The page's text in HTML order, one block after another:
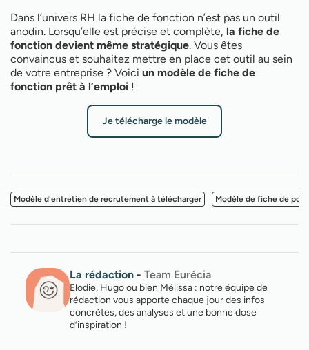
Dans l’univers RH la fiche de fonction n’est pas un outil
anodin. Lorsqu’elle est précise et complète, la fiche de
fonction devient même stratégique. Vous êtes
convaincus et souhaitez mettre en place cet outil au sein
de votre entreprise ? Voici un modèle de fiche de
fonction prêt à l’emploi !
Je télécharge le modèle
Modèle d'entretien de recrutement à télécharger Modèle de fiche de
La rédaction - Team Eurécia
Elodie, Hugo ou bien Mélissa : notre équipe de
rédaction vous apporte chaque jour des infos
concrètes, des analyses et une bonne dose
d’inspiration !